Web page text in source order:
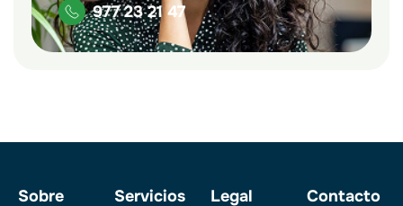
977 23 21 47
Sobre
Servicios Legal Contacto